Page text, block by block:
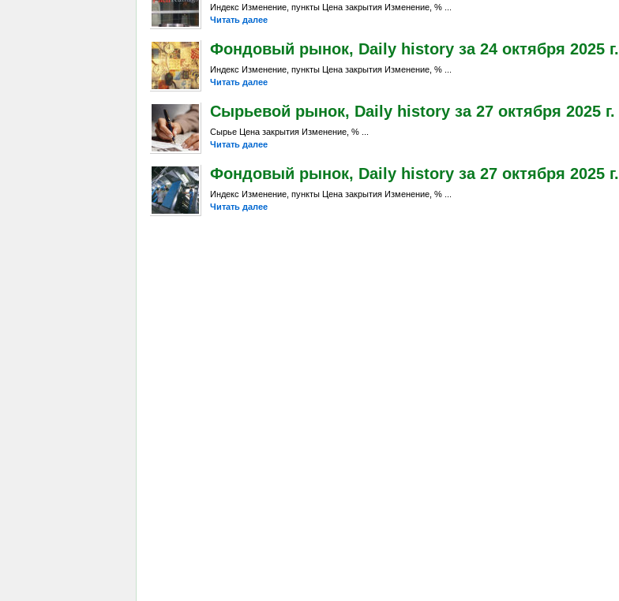
Индекс Изменение, пункты Цена закрытия Изменение, % ...
Читать далее
Фондовый рынок, Daily history за 24 октября 2025 г.
Индекс Изменение, пункты Цена закрытия Изменение, % ...
Читать далее
Сырьевой рынок, Daily history за 27 октября 2025 г.
Сырье Цена закрытия Изменение, % ...
Читать далее
Фондовый рынок, Daily history за 27 октября 2025 г.
Индекс Изменение, пункты Цена закрытия Изменение, % ...
Читать далее